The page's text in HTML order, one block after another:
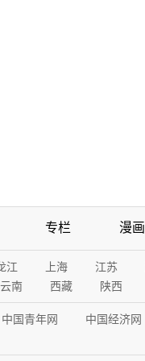
专栏 漫画
江 上海 江苏
云南 西藏 陕西
中国青年网 中国经济网